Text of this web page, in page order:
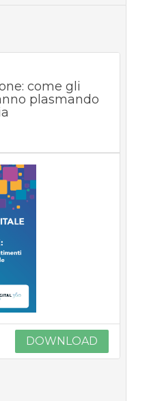
come gli
plasmando
DOWNLOAD